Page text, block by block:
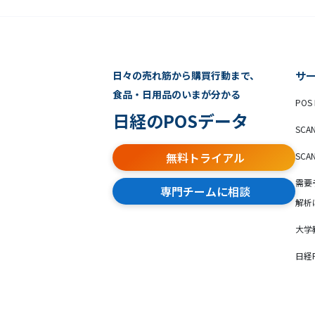
日々の売れ筋から購買行動まで、
食品・日用品のいまが分かる
日経のPOSデータ
無料トライアル
専門チームに相談
サ
POS
SCAN
需要
解析
大学
日経